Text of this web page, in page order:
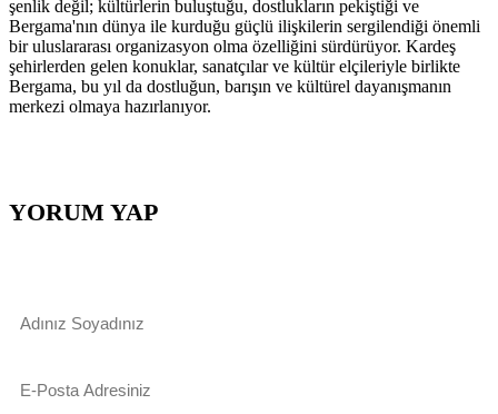
şenlik değil; kültürlerin buluştuğu, dostlukların pekiştiği ve
Bergama'nın dünya ile kurduğu güçlü ilişkilerin sergilendiği önemli
bir uluslararası organizasyon olma özelliğini sürdürüyor. Kardeş
şehirlerden gelen konuklar, sanatçılar ve kültür elçileriyle birlikte
Bergama, bu yıl da dostluğun, barışın ve kültürel dayanışmanın
merkezi olmaya hazırlanıyor.
YORUM YAP